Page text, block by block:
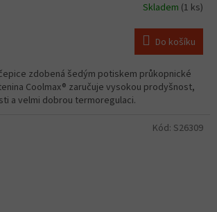
Skladem (1 ks)
Do košíku
zdobená šedým potiskem průkopnické
Coolmax® zaručuje vysokou prodyšnost,
a velmi dobrou termoregulaci.
Kód: S26309